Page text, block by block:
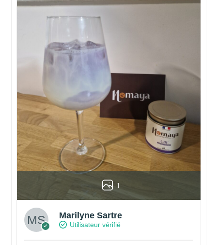
1
Marilyne Sartre
Utilisateur vérifié